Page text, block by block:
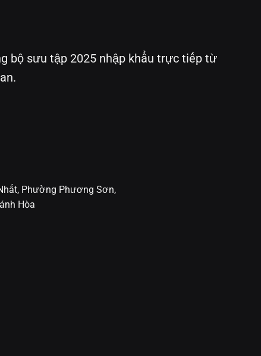
bộ sưu tập 2025 nhập khẩu trực tiếp từ
Phường Phương Sơn,
Hòa